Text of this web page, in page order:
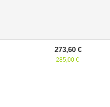
273,60 €
285,00 €